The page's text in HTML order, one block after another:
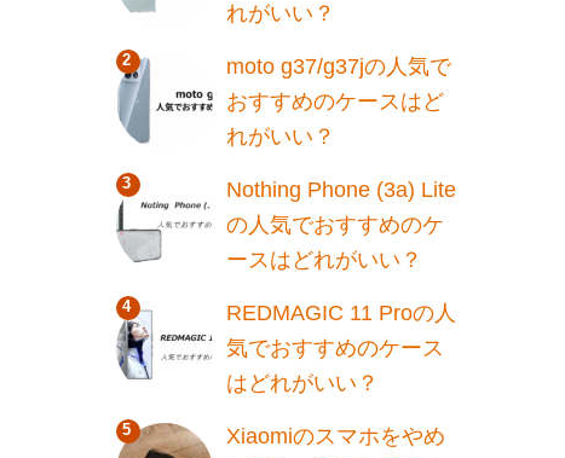
れがいい？
moto g37/g37jの人気で
おすすめのケースはど
れがいい？
Nothing Phone (3a) Lite
の人気でおすすめのケ
ースはどれがいい？
REDMAGIC 11 Proの人
気でおすすめのケース
はどれがいい？
Xiaomiのスマホをやめ